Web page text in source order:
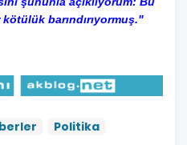
barındırıyormuş."
Politika